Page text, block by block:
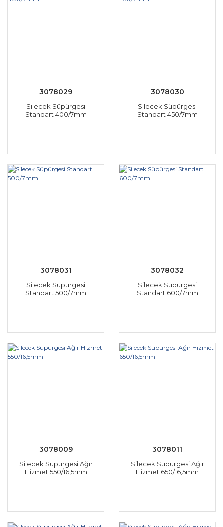
3078029
Silecek Süpürgesi
Standart 400/7mm
3078030
Silecek Süpürgesi
Standart 450/7mm
3078031
Silecek Süpürgesi
Standart 500/7mm
3078032
Silecek Süpürgesi
Standart 600/7mm
3078009
Silecek Süpürgesi Ağır
Hizmet 550/16,5mm
3078011
Silecek Süpürgesi Ağır
Hizmet 650/16,5mm